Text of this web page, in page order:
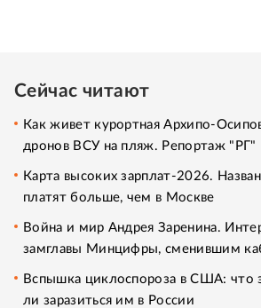
Сейчас читают
Как живет курортная Архипо-
дронов ВСУ на пляж. Репортаж "РГ"
Карта высоких зарплат-2026.
платят больше, чем в Москве
Война и мир Андрея Заренина.
замглавы Минцифры, сменившим
Вспышка циклоспороза в США: что
ли заразиться им в России